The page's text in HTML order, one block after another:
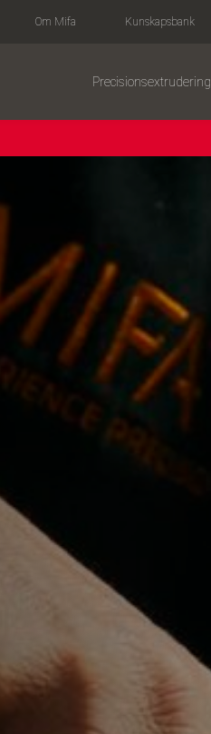
Om Mifa Kunskapsbank
Precisions­extrudering